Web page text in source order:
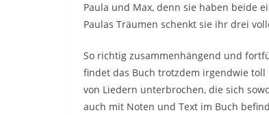
Paula und Max, denn sie haben beide
Paulas Träumen schenkt sie ihr drei
So richtig zusammenhängend und
findet das Buch trotzdem irgendwie
von Liedern unterbrochen, die sich
auch mit Noten und Text im Buch